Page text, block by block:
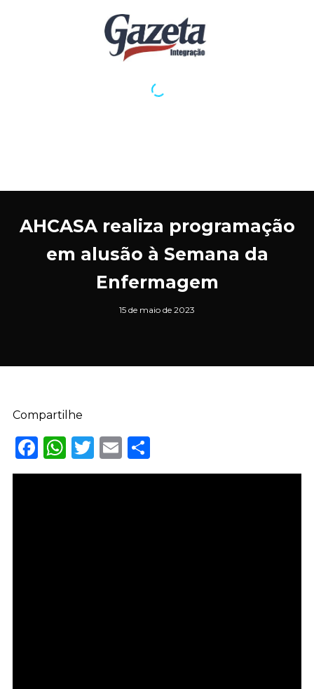
AHCASA realiza programação
em alusão à Semana da
Enfermagem
15 de maio de 2023
Compartilhe
Facebook
WhatsApp
Twitter
EmailShare